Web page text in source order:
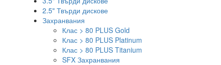
2.5" Твърди дискове
Захранвания
Клас > 80 PLUS Gold
Клас > 80 PLUS Platinum
Клас > 80 PLUS Titanium
SFX Захранвания